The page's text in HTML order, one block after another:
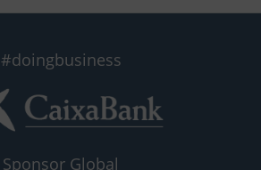
#doingbusiness
Sponsor Global